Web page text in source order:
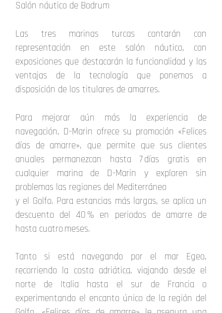
Salón náutico de Bodrum
Las tres marinas turcas contarán con
representación en este salón náutico, con
exposiciones que destacarán la funcionalidad y las
ventajas de la tecnología que ponemos a
disposición de los titulares de amarres.
Para mejorar aún más la experiencia de
navegación, D-Marin ofrece su promoción «Felices
días de amarre», que permite que sus clientes
anuales permanezcan hasta 7 días gratis en
cualquier marina de D-Marin y exploren sin
problemas las regiones del Mediterráneo
y el Golfo. Para estancias más largas, se aplica un
descuento del 40 % en periodos de amarre de
hasta cuatro meses.
Tanto si está navegando por el mar Egeo,
recorriendo la costa adriática, viajando desde el
norte de Italia hasta el sur de Francia o
experimentando el encanto único de la región del